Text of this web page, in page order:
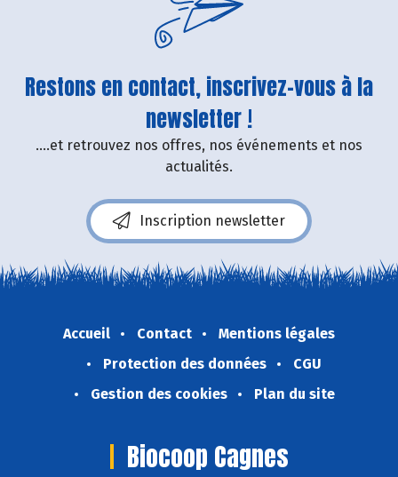
Restons en contact, inscrivez-vous à la
newsletter !
....et retrouvez nos offres, nos événements et nos
actualités.
Inscription newsletter
Accueil Contact
Mentions légales
Protection des données
CGU
Gestion des cookies
Plan du site
Biocoop Cagnes